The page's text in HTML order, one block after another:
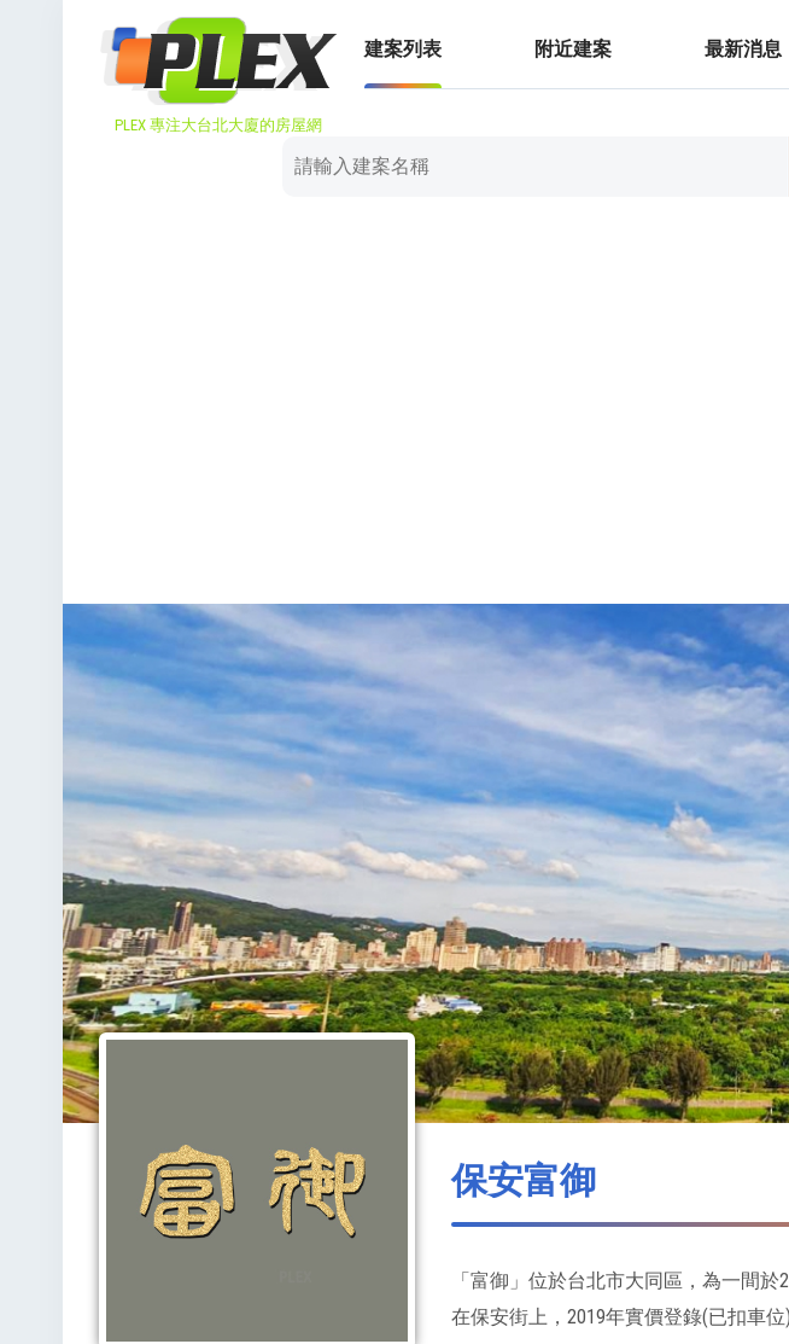
PLEX 專注大台北大廈的房屋網
建案列表 附近建案 最新消息
保安富御
「富御」位於台北市大同區，為一間
在保安街上，2019年實價登錄(已扣車位